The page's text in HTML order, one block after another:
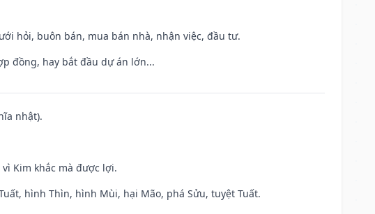
hỏi, buôn bán, mua bán nhà, nhận việc, đầu tư.
đồng, hay bắt đầu dự án lớn...
nhật).
Kim khắc mà được lợi.
hình Thìn, hình Mùi, hại Mão, phá Sửu, tuyệt Tuất.